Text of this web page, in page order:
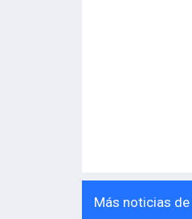
Más noticias de